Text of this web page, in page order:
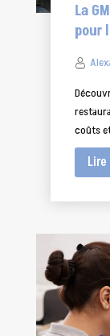
La
pour
coûts